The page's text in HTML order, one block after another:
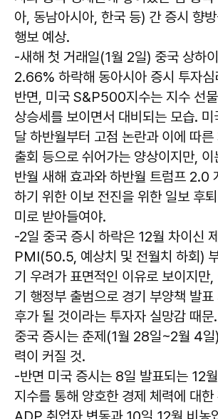
아, 동남아시아, 한국 등) 간 증시 향
행보 예상.
-새해 첫 거래일(1월 2일) 중국 상하
2.66% 하락해 동아시아 증시 투자심
반면, 미국 S&P500지수는 지수 선
상승세를 보이면서 대비되는 모습.
달 하반월부터 고점 논란과 이에 따
출회 등으로 쉬어가는 양상이지만,
반월 새해 효과와 하반월 트럼프 2.0
하기 위한 이보 전진을 위한 일보 후
미로 받아들여야.
-2일 중국 증시 하락은 12월 차이신
PMI(50.5, 예상치 및 전월치 하회)
기 우려가 표면적인 이유로 보이지만
기 행정부 출범으로 경기 부양책 발표
후가 될 것이라는 투자자 실망감 때문
중국 증시는 춘제(1월 28일~2월 4일
력이 커질 것.
-반면 미국 증시는 8일 발표되는 12
지수를 통해 양호한 경제 체력에 대